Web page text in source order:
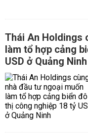
Thái An Holdings
làm tổ hợp cảng
USD ở Quảng Ninh